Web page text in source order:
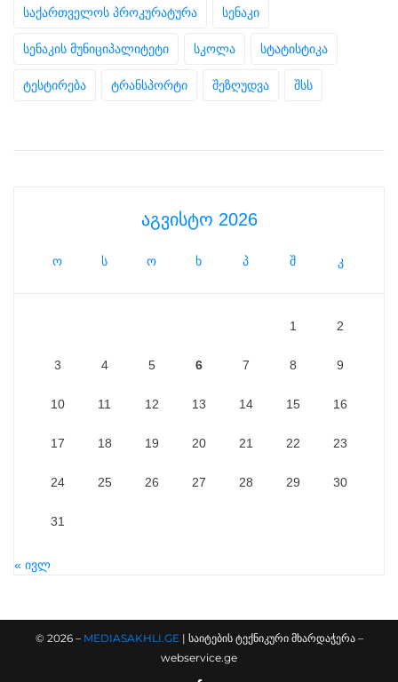
საქართველოს პროკურატურა სენაკი
სენაკის მუნიციპალიტეტი სკოლა სტატისტიკა
ტესტირება ტრანსპორტი შეზღუდვა შსს
აგვისტო 2026
ო ს ო ხ პ შ კ
1 2
3 4 5 6 7 8 9
10 11 12 13 14 15 16
17 18 19 20 21 22 23
24 25 26 27 28 29 30
31
« ივლ
© 2026– MEDIASAKHLI.GE| საიტების ტექნიკური მხარდაჭერა –
webservice.ge